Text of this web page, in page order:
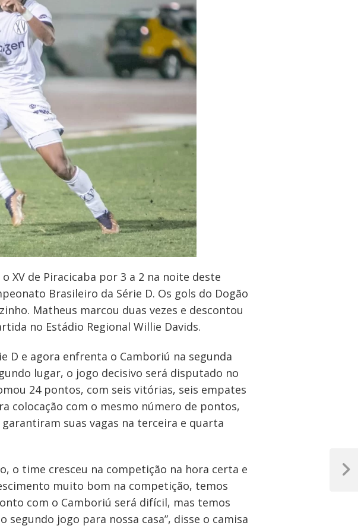
XV de Piracicaba por 3 a 2 na noite deste
Brasileiro da Série D. Os gols do Dogão
Matheus marcou duas vezes e descontou
no Estádio Regional Willie Davids.
D e agora enfrenta o Camboriú na segunda
lugar, o jogo decisivo será disputado no
24 pontos, com seis vitórias, seis empates
colocação com o mesmo número de pontos,
suas vagas na terceira e quarta
o time cresceu na competição na hora certa e
muito bom na competição, temos
com o Camboriú será difícil, mas temos
jogo para nossa casa”, disse o camisa